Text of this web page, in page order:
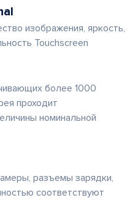
изображения, яркость,
Touchscreen
более 1000
проходит
номинальной
разъемы зарядки,
соответствуют